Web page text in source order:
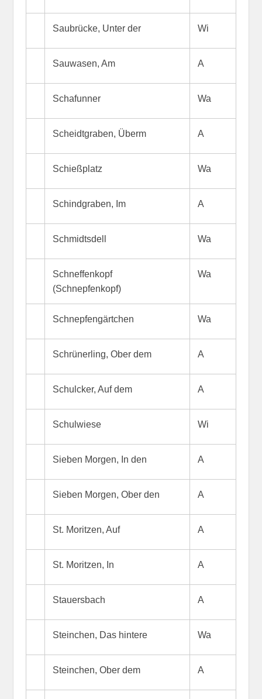
Saubrücke, Unter der Wi
Sauwasen, Am A
Schafunner Wa
Scheidtgraben, Überm A
Schießplatz Wa
Schindgraben, Im A
Schmidtsdell Wa
Schneffenkopf
(Schnepfenkopf)
Wa
Schnepfengärtchen Wa
Schrünerling, Ober dem A
Schulcker, Auf dem A
Schulwiese Wi
Sieben Morgen, In den A
Sieben Morgen, Ober den A
St. Moritzen, Auf A
St. Moritzen, In A
Stauersbach A
Steinchen, Das hintere Wa
Steinchen, Ober dem A